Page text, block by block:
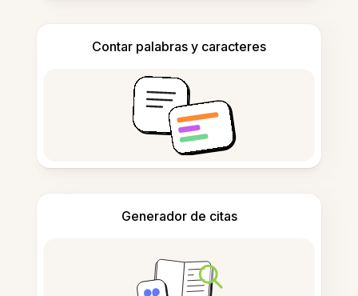
Contar palabras y caracteres
Generador de citas